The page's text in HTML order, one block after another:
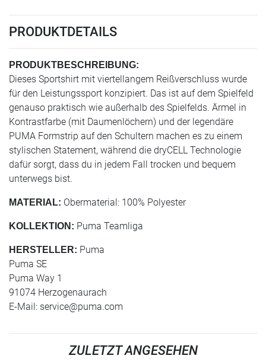
PRODUKTDETAILS
PRODUKTBESCHREIBUNG:
Dieses Sportshirt mit viertellangem Reißverschluss wurde
für den Leistungssport konzipiert. Das ist auf dem Spielfeld
genauso praktisch wie außerhalb des Spielfelds. Ärmel in
Kontrastfarbe (mit Daumenlöchern) und der legendäre
PUMA Formstrip auf den Schultern machen es zu einem
stylischen Statement, während die dryCELL Technologie
dafür sorgt, dass du in jedem Fall trocken und bequem
unterwegs bist.
MATERIAL: Obermaterial: 100% Polyester
KOLLEKTION: Puma Teamliga
HERSTELLER: Puma
Puma SE
Puma Way 1
91074 Herzogenaurach
E-Mail: service@puma.com
ZULETZT ANGESEHEN